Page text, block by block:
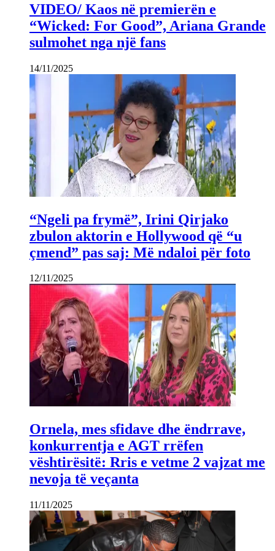
VIDEO/ Kaos në premierën e
“Wicked: For Good”, Ariana Grande
sulmohet nga një fans
14/11/2025
“Ngeli pa frymë”, Irini Qirjako
zbulon aktorin e Hollywood që “u
çmend” pas saj: Më ndaloi për foto
12/11/2025
Ornela, mes sfidave dhe ëndrrave,
konkurrentja e AGT rrëfen
vështirësitë: Rris e vetme 2 vajzat me
nevoja të veçanta
11/11/2025